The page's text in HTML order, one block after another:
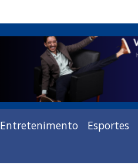
Entretenimento Esportes